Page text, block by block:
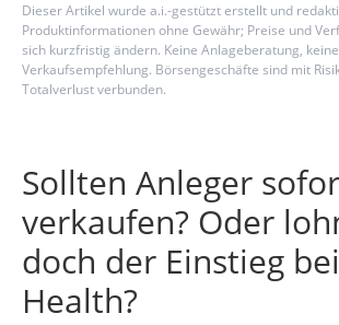
Dieser Artikel wurde a.i.-gestützt erstellt und
Produktinformationen ohne Gewähr; Preise und
sich kurzfristig ändern. Keine Anlageberatung,
Verkaufsempfehlung. Börsengeschäfte sind mit
Totalverlust verbunden.
Sollten Anleger
verkaufen? Oder
doch der Einstieg bei
Health?